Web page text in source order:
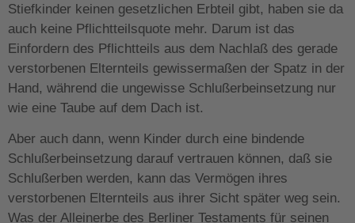
Stiefkinder keinen gesetzlichen Erbteil gibt, haben sie da
auch keine Pflichtteilsquote mehr. Darum ist das
Einfordern des Pflichtteils aus dem Nachlaß des gerade
verstorbenen Elternteils gewissermaßen der Spatz in der
Hand, während die ungewisse Schlußerbeinsetzung nur
wie eine Taube auf dem Dach ist.
Aber auch dann, wenn Kinder durch eine bindende
Schlußerbeinsetzung darauf vertrauen können, daß sie
Schlußerben werden, kann das Vermögen ihres
verstorbenen Elternteils aus ihrer Sicht später weg sein.
Was der Alleinerbe des Berliner Testaments für seinen